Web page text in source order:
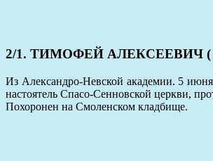
2/1. ТИМОФЕЙ АЛЕКСЕЕВИЧ ( -
Из Александро-Невской академии. 5
настоятель Спасо-Сенновской церкви,
Похоронен на Смоленском кладбище.